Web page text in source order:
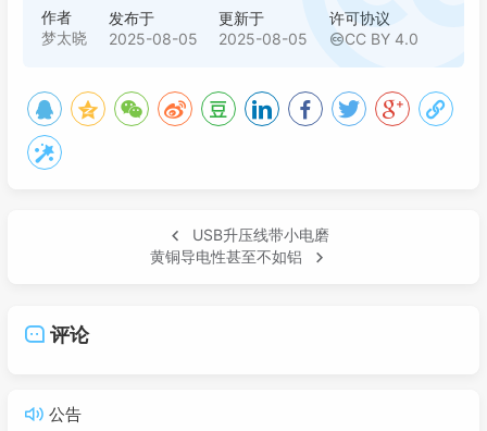
作者
梦太晓
发布于
2025-08-05
更新于
2025-08-05
许可协议
CC BY 4.0
USB升压线带小电磨
黄铜导电性甚至不如铝
评论
公告